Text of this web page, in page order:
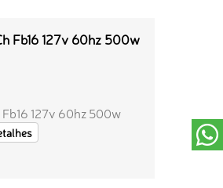
Fb16 127v 60hz 500w
127v 60hz 500w